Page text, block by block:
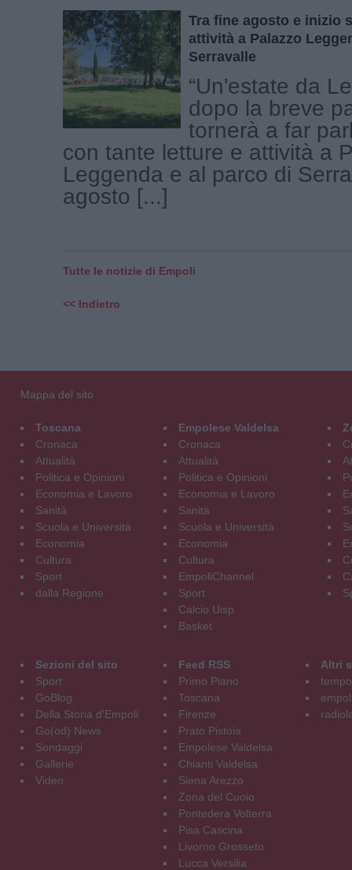
Tra fine agosto e inizio
attività a Palazzo
Serravalle
“Un'estate da
dopo la breve
tornerà a far
con tante letture e attività a
Leggenda e al parco di
agosto [...]
Tutte le notizie di Empoli
<< Indietro
Mappa del sito
Toscana
Cronaca
Attualità
Politica e Opinioni
Economia e Lavoro
Sanità
Scuola e Università
Economia
Cultura
Sport
dalla Regione
Empolese Valdelsa
Cronaca
Attualità
Politica e Opinioni
Economia e Lavoro
Sanità
Scuola e Università
Economia
Cultura
EmpoliChannel
Sport
Calcio Uisp
Basket
Sezioni del sito
Sport
GoBlog
Della Storia d'Empoli
Go(od) News
Sondaggi
Gallerie
Video
Feed RSS
Primo Piano
Toscana
Firenze
Prato Pistoia
Empolese Valdelsa
Chianti Valdelsa
Siena Arezzo
Zona del Cuoio
Pontedera Volterra
Pisa Cascina
Livorno Grosseto
Lucca Versilia
Altri